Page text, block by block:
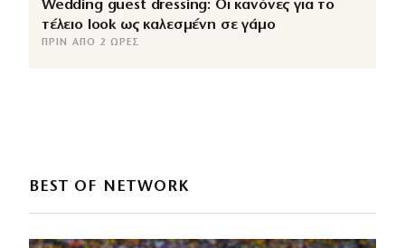
Wedding guest dressing: Οι κανόνες για το
τέλειο look ως καλεσμένη σε γάμο
ΠΡΙΝ ΑΠΌ 2 ΏΡΕΣ
BEST OF NETWORK